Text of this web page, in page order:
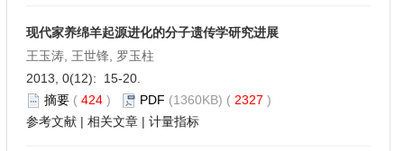
现代家养绵羊起源进化的分子遗传学研究进展
王玉涛, 王世锋, 罗玉柱
2013, 0(12): 15-20.
摘要 ( 424 ) PDF (1360KB) ( 2327 )
参考文献 | 相关文章 | 计量指标